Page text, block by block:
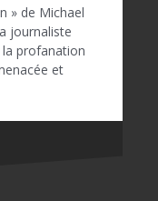
» de Michael
journaliste
la profanation
et